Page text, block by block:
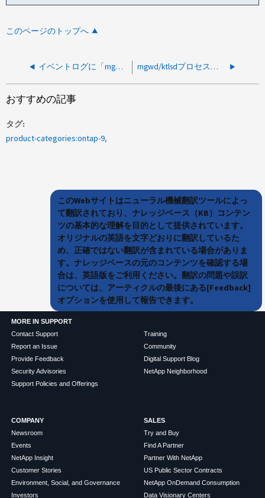
このページのトップへ
イベントログに「mgmtgwd.jobmgr.private.jobcomplete.failure」というメッセージが記録されます mgwd/ktlsdプロセスのパニック
おすすめの記事
タグ
product-categories:ontap-9
このWebサイトはニューラル機械翻訳ツールによっ
て翻訳されており、ナレッジベース（KB）コンテン
ツの基本的な理解を目的として提供されています。
オリジナルの英語を文字どおりに翻訳しているた
め、正確ではない翻訳が含まれている場合がありま
す。ナレッジベースの元のコンテンツを確認する場
合は、英語版をご利用ください。翻訳の問題や誤訳
については、アーティクルの最後にある[Feedback]
オプションを使用して報告できます。
MORE IN SUPPORT
Contact Support
Report an Issue
Provide Feedback
Security Advisories
Support Policies and Offerings
Training
Community
Digital Support Blog
NetApp Neighborhood
COMPANY
Newsroom
Events
NetApp Insight
Customer Stories
Environment, Social, and Governance
Investors
SALES
Try and Buy
Find A Partner
Partner With NetApp
US Public Sector Contracts
NetApp OnDemand Consumption
Data Visionary Centers